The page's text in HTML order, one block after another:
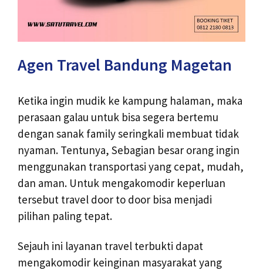
Agen Travel Bandung Magetan
Ketika ingin mudik ke kampung halaman, maka
perasaan galau untuk bisa segera bertemu
dengan sanak family seringkali membuat tidak
nyaman. Tentunya, Sebagian besar orang ingin
menggunakan transportasi yang cepat, mudah,
dan aman. Untuk mengakomodir keperluan
tersebut travel door to door bisa menjadi
pilihan paling tepat.
Sejauh ini layanan travel terbukti dapat
mengakomodir keinginan masyarakat yang